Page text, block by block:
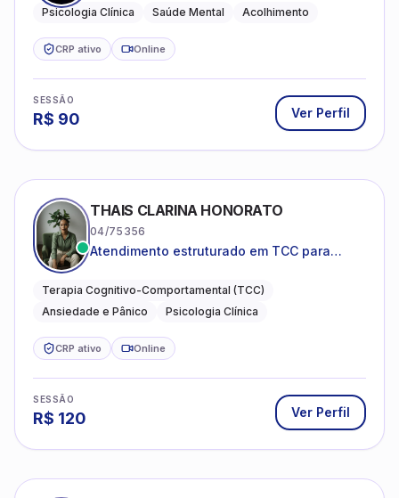
emocional
Psicologia Clínica Saúde Mental Acolhimento
CRP ativo Online
SESSÃO
R$ 90 Ver Perfil
THAIS CLARINA HONORATO
04/75356
Atendimento estruturado em TCC para
excessiva
Terapia Cognitivo-Comportamental (TCC)
Ansiedade e Pânico
Psicologia Clínica
CRP ativo Online
SESSÃO
R$ 120 Ver Perfil